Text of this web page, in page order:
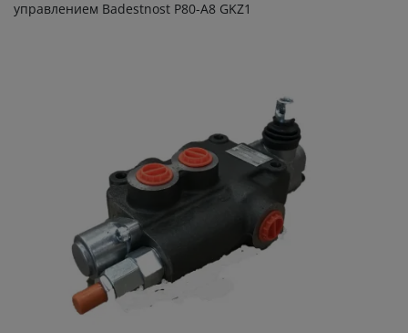
управлением Badestnost P80-A8 GKZ1